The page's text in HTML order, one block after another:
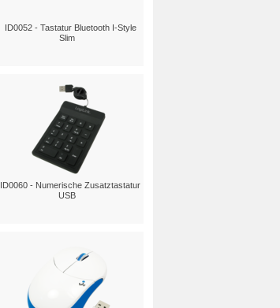
ID0052 - Tastatur Bluetooth I-Style
Slim
ID0060 - Numerische Zusatztastatur
USB